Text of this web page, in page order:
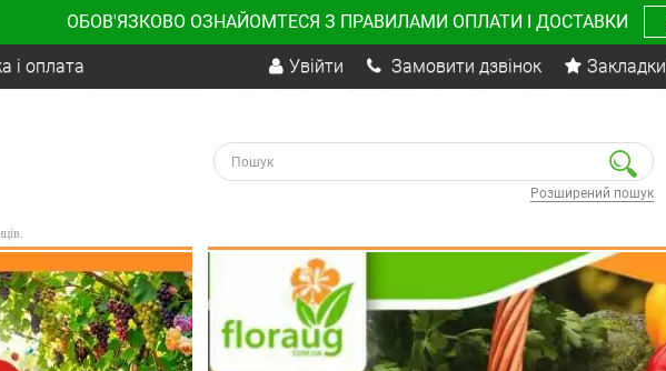
ОБОВ'ЯЗКОВО ОЗНАЙОМТЕСЯ З ПРАВИЛАМИ ОПЛАТИ І ДОСТАВКИ
і оплата Увійти Замовити дзвінок Закладки
Розширений пошук